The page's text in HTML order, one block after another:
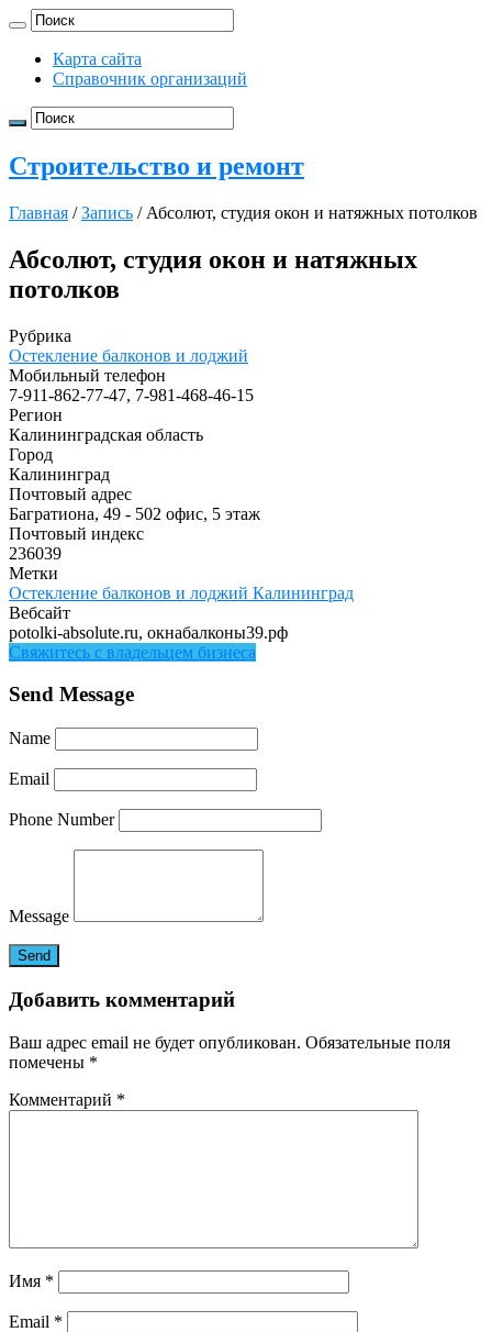
Карта сайта
Справочник организаций
Строительство и ремонт
Главная / Запись / Абсолют, студия окон и натяжных потолков
Абсолют, студия окон и натяжных
потолков
Рубрика
Остекление балконов и лоджий
Мобильный телефон
7-911-862-77-47, 7-981-468-46-15
Регион
Калининградская область
Город
Калининград
Почтовый адрес
Багратиона, 49 - 502 офис, 5 этаж
Почтовый индекс
236039
Метки
Остекление балконов и лоджий Калининград
Вебсайт
potolki-absolute.ru, окнабалконы39.рф
Свяжитесь с владельцем бизнеса
Send Message
Name
Email
Phone Number
Message
Добавить комментарий
Ваш адрес email не будет опубликован. Обязательные поля
помечены *
Комментарий *
Имя *
Email *